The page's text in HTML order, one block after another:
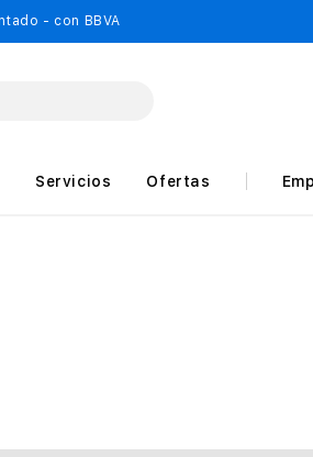
- con BBVA
Servicios Ofertas